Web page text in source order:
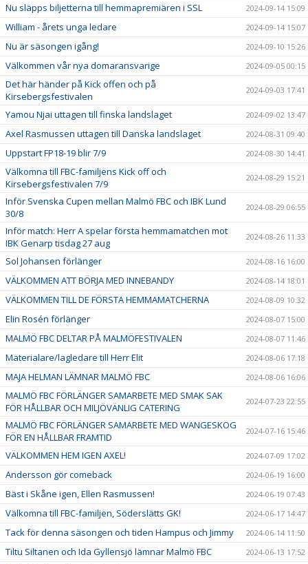
Nu släpps biljetterna till hemmapremiären i SSL 2024-09-14 15:09
William - årets unga ledare 2024-09-14 15:07
Nu är säsongen igång! 2024-09-10 15:26
Välkommen vår nya domaransvarige 2024-09-05 00:15
Det här händer på Kick offen och på
Kirsebergsfestivalen
2024-09-03 17:41
Yamou Njai uttagen till finska landslaget 2024-09-02 13:47
Axel Rasmussen uttagen till Danska landslaget 2024-08-31 09:40
Uppstart FP18-19 blir 7/9 2024-08-30 14:41
Välkomna till FBC-familjens Kick off och
Kirsebergsfestivalen 7/9
2024-08-29 15:21
Inför Svenska Cupen mellan Malmö FBC och IBK Lund
30/8
2024-08-29 06:55
Inför match: Herr A spelar första hemmamatchen mot
IBK Genarp tisdag 27 aug
2024-08-26 11:33
Sol Johansen förlänger 2024-08-16 16:00
VÄLKOMMEN ATT BÖRJA MED INNEBANDY 2024-08-14 18:01
VÄLKOMMEN TILL DE FÖRSTA HEMMAMATCHERNA 2024-08-09 10:32
Elin Rosén förlänger 2024-08-07 15:00
MALMÖ FBC DELTAR PÅ MALMÖFESTIVALEN 2024-08-07 11:46
Materialare/lagledare till Herr Elit 2024-08-06 17:18
MAJA HELMAN LÄMNAR MALMÖ FBC 2024-08-06 16:06
MALMÖ FBC FÖRLÄNGER SAMARBETE MED SMAK SAK
FÖR HÅLLBAR OCH MILJÖVÄNLIG CATERING
2024-07-23 22:55
MALMÖ FBC FÖRLÄNGER SAMARBETE MED WANGESKOG
FÖR EN HÅLLBAR FRAMTID
2024-07-16 15:46
VÄLKOMMEN HEM IGEN AXEL! 2024-07-09 17:02
Andersson gör comeback 2024-06-19 16:00
Bäst i Skåne igen, Ellen Rasmussen! 2024-06-19 07:43
Välkomna till FBC-familjen, Söderslätts GK! 2024-06-17 14:47
Tack för denna säsongen och tiden Hampus och Jimmy 2024-06-14 11:50
Tiltu Siltanen och Ida Gyllensjö lämnar Malmö FBC 2024-06-13 17:52